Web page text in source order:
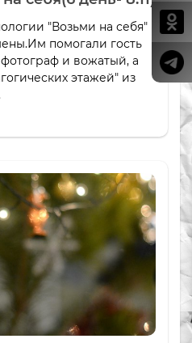
"Возьми на себя"
помогали гость
и вожатый, а
этажей" из